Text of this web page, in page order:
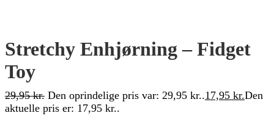
Stretchy Enhjørning – Fidget
Toy
29,95kr. Den oprindelige pris var: 29,95 kr..17,95 kr.Den
aktuelle pris er: 17,95 kr..